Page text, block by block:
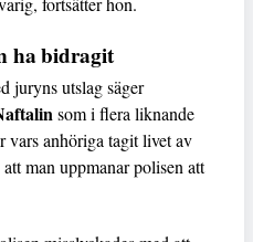
ha bidragit
juryns utslag säger
som i flera liknande
vars anhöriga tagit livet av
man uppmanar polisen att